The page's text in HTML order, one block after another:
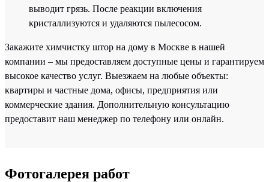
выводит грязь. После реакции включения
кристаллизуются и удаляются пылесосом.
Закажите химчистку штор на дому в Москве в нашей
компании – мы предоставляем доступные цены и гарантируем
высокое качество услуг. Выезжаем на любые объекты:
квартиры и частные дома, офисы, предприятия или
коммерческие здания. Дополнительную консультацию
предоставит наш менеджер по телефону или онлайн.
Фотогалерея работ